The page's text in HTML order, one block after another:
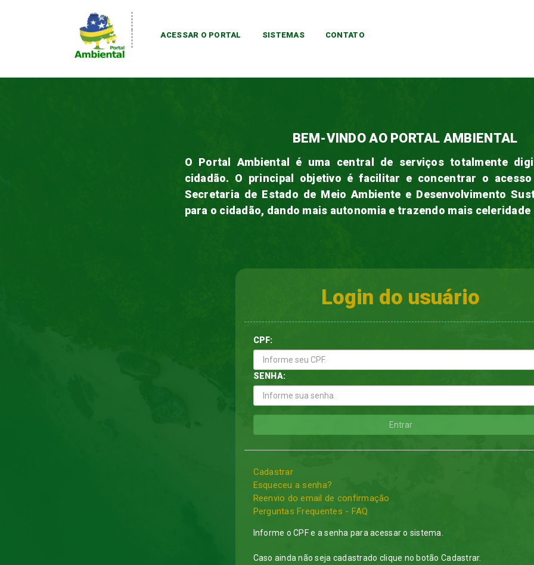
ACESSAR O PORTAL SISTEMAS CONTATO
BEM-VINDO AO PORTAL AMBIENTAL
O Portal Ambiental é uma central de serviços totalmente
cidadão. O principal objetivo é facilitar e concentrar o
Secretaria de Estado de Meio Ambiente e Desenvolvimento
para o cidadão, dando mais autonomia e trazendo mais
Login do usuário
CPF:
SENHA:
Cadastrar
Esqueceu a senha?
Reenvio do email de confirmação
Perguntas Frequentes - FAQ
Informe o CPF e a senha para acessar o sistema.
Caso ainda não seja cadastrado clique no botão Cadastrar.